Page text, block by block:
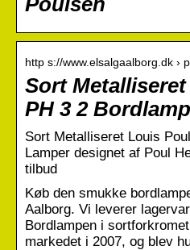
http s://www.elsalgaalborg.dk ›
Sort
PH 3 2
Sort Metalliseret Louis
Lamper designet af Poul
tilbud
Køb den smukke
Aalborg. Vi leverer
Bordlampen i
markedet i 2007, og blev